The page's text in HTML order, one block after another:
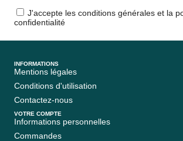
J'accepte les conditions générales et la
confidentialité
INFORMATIONS
Mentions légales
Conditions d'utilisation
Contactez-nous
VOTRE COMPTE
Informations personnelles
Commandes